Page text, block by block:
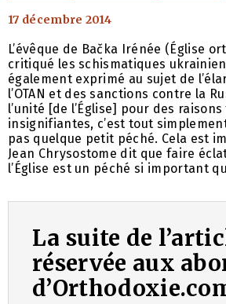
17 décembre 2014
L’évêque de Bačka Irénée (Église
critiqué les schismatiques
également exprimé au sujet de
l’OTAN et des sanctions contre la
l’unité [de l’Église] pour des
insignifiantes, c’est tout
pas quelque petit péché. Cela est
Jean Chrysostome dit que faire
l’Église est un péché si important
La suite de
réservée aux